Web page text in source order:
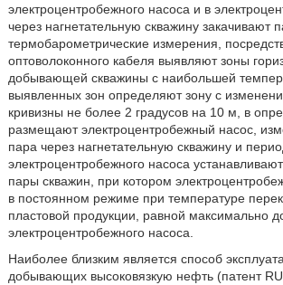
электроцентробежного насоса и в
через нагнетательную скважину закачивают
термобарометрические измерения,
оптоволоконного кабеля выявляют зоны
добывающей скважины с наибольшей
выявленных зон определяют зону с
кривизны не более 2 градусов на 10 м, в
размещают электроцентробежный насос,
пара через нагнетательную скважину и
электроцентробежного насоса
пары скважин, при котором
в постоянном режиме при температуре
пластовой продукции, равной максимально
электроцентробежного насоса.
Наиболее близким является способ
добывающих высоковязкую нефть (патент